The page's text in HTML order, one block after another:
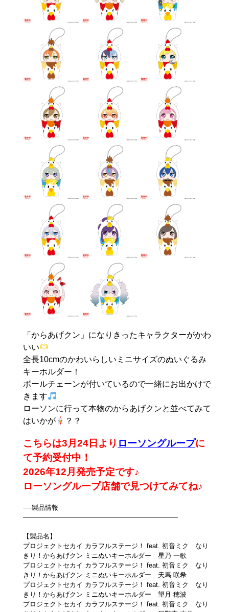
「からあげクン」になりきったキャラクターがかわ
いい
全長10cmのかわいらしいミニサイズのぬいぐるみ
キーホルダー！
ボールチェーンが付いているので一緒にお出かけで
きます
ローソンに行って本物のからあげクンと並べてみて
はいかが
？？
こちらは3月24 日より ローソングループに
て予約受付中！
2026年12月発売予定です♪
ローソングループ店舗で見つけてみてね♪
—-製品情報
———————————————————————-
【製品名】
プロジェクトセカイ カラフルステージ！ feat. 初音ミク なり
きり！からあげクン ミニぬいキーホルダー 星乃 一歌
プロジェクトセカイ カラフルステージ！ feat. 初音ミク なり
きり！からあげクン ミニぬいキーホルダー 天馬 咲希
プロジェクトセカイ カラフルステージ！ feat. 初音ミク なり
きり！からあげクン ミニぬいキーホルダー 望月 穂波
プロジェクトセカイ カラフルステージ！ feat. 初音ミク なり